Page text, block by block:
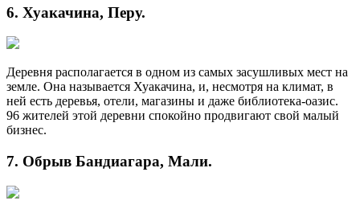
6. Хуакачина, Перу.
Деревня располагается в одном из самых засушливых мест на
земле. Она называется Хуакачина, и, несмотря на климат, в
ней есть деревья, отели, магазины и даже библиотека-оазис.
96 жителей этой деревни спокойно продвигают свой малый
бизнес.
7. Обрыв Бандиагара, Мали.